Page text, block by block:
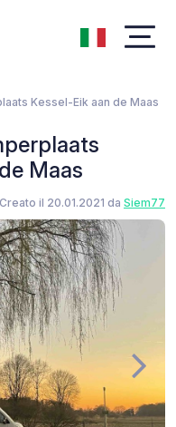
Kessel-Eik aan de Maas
Maas
Creato il 20.01.2021 da Siem77